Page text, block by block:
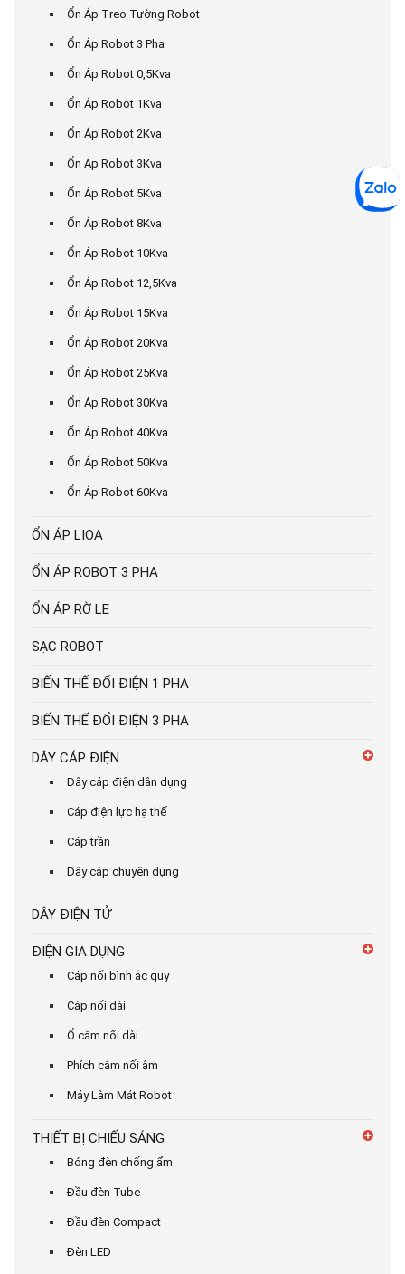
Ổn Áp Treo Tường Robot
Ổn Áp Robot 3 Pha
Ổn Áp Robot 0,5Kva
Ổn Áp Robot 1Kva
Ổn Áp Robot 2Kva
Ổn Áp Robot 3Kva
Ổn Áp Robot 5Kva
Ổn Áp Robot 8Kva
Ổn Áp Robot 10Kva
Ổn Áp Robot 12,5Kva
Ổn Áp Robot 15Kva
Ổn Áp Robot 20Kva
Ổn Áp Robot 25Kva
Ổn Áp Robot 30Kva
Ổn Áp Robot 40Kva
Ổn Áp Robot 50Kva
Ổn Áp Robot 60Kva
ỔN ÁP LIOA
ỔN ÁP ROBOT 3 PHA
ỔN ÁP RỜ LE
SẠC ROBOT
BIẾN THẾ ĐỔI ĐIỆN 1 PHA
BIẾN THẾ ĐỔI ĐIỆN 3 PHA
DÂY CÁP ĐIỆN
Dây cáp điện dân dụng
Cáp điện lực hạ thế
Cáp trần
Dây cáp chuyên dụng
DÂY ĐIỆN TỬ
ĐIỆN GIA DỤNG
Cáp nối bình ắc quy
Cáp nối dài
Ổ cắm nối dài
Phích cắm nối âm
Máy Làm Mát Robot
THIẾT BỊ CHIẾU SÁNG
Bóng đèn chống ẩm
Đầu đèn Tube
Đầu đèn Compact
Đèn LED